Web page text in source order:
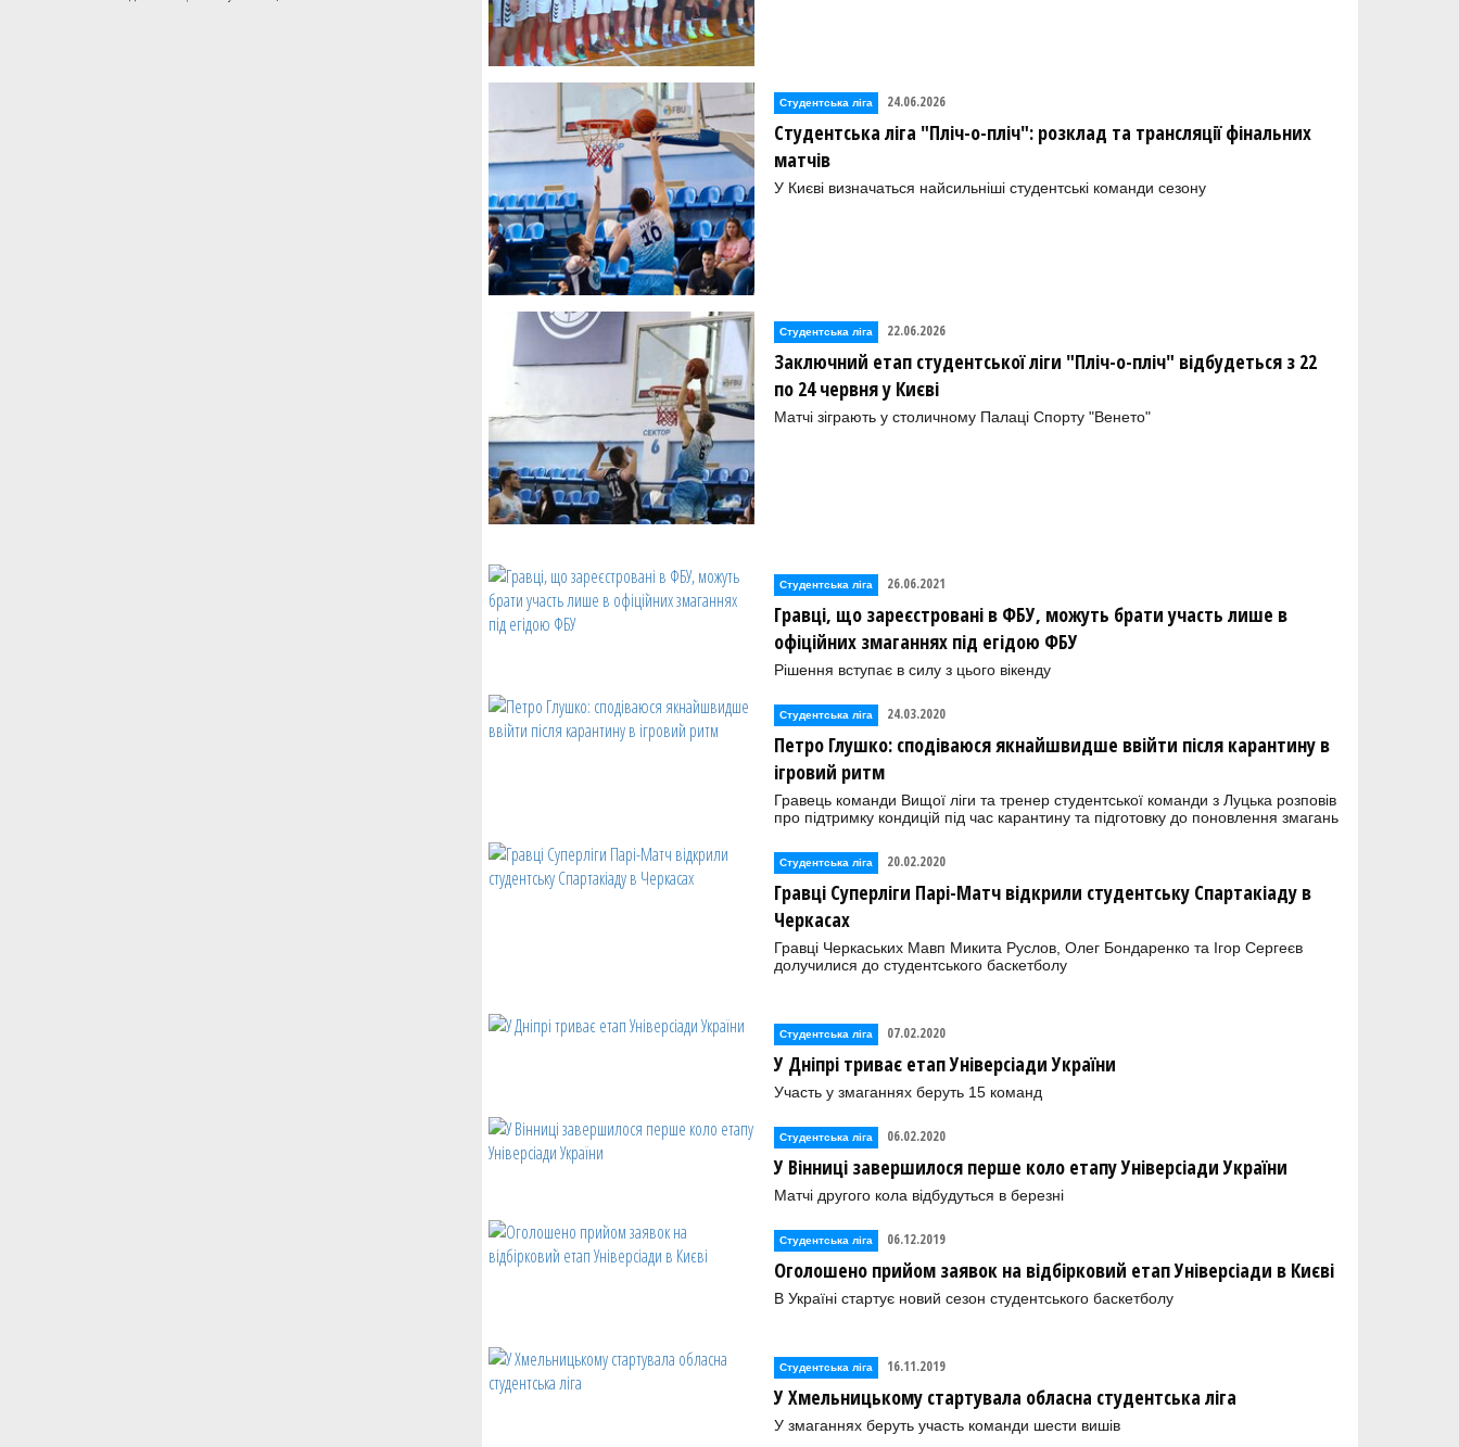
Студентська ліга 24.06.2026
Студентська ліга "Пліч-о-пліч": розклад та трансляції фінальних
матчів
У Києві визначаться найсильніші студентські команди сезону
Студентська ліга 22.06.2026
Заключний етап студентської ліги "Пліч-о-пліч" відбудеться з 22
по 24 червня у Києві
Матчі зіграють у столичному Палаці Спорту "Венето"
Студентська ліга 26.06.2021
Гравці, що зареєстровані в ФБУ, можуть брати участь лише в
офіційних змаганнях під егідою ФБУ
Рішення вступає в силу з цього вікенду
Студентська ліга 24.03.2020
Петро Глушко: сподіваюся якнайшвидше ввійти після карантину в
ігровий ритм
Гравець команди Вищої ліги та тренер студентської команди з Луцька розповів
про підтримку кондицій під час карантину та підготовку до поновлення змагань
Студентська ліга 20.02.2020
Гравці Суперліги Парі-Матч відкрили студентську Спартакіаду в
Черкасах
Гравці Черкаських Мавп Микита Руслов, Олег Бондаренко та Ігор Сергеєв
долучилися до студентського баскетболу
Студентська ліга 07.02.2020
У Дніпрі триває етап Універсіади України
Участь у змаганнях беруть 15 команд
Студентська ліга 06.02.2020
У Вінниці завершилося перше коло етапу Універсіади України
Матчі другого кола відбудуться в березні
Студентська ліга 06.12.2019
Оголошено прийом заявок на відбірковий етап Універсіади в Києві
В Україні стартує новий сезон студентського баскетболу
Студентська ліга 16.11.2019
У Хмельницькому стартувала обласна студентська ліга
У змаганнях беруть участь команди шести вишів